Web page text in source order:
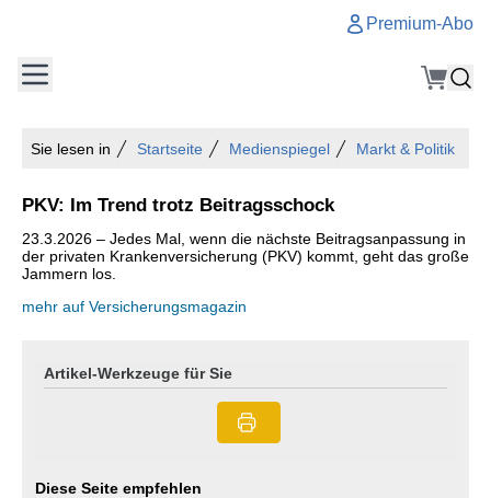
Premium-Abo
Sie lesen in Startseite Medienspiegel Markt & Politik
PKV: Im Trend trotz Beitragsschock
23.3.2026 – Jedes Mal, wenn die nächste Beitragsanpassung in
der privaten Krankenversicherung (PKV) kommt, geht das große
Jammern los.
mehr auf Versicherungsmagazin
Artikel-Werkzeuge für Sie
Diese Seite empfehlen